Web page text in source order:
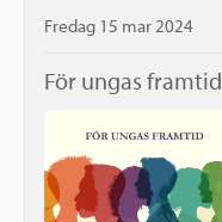
Fredag 15 mar 2024
För ungas framtid